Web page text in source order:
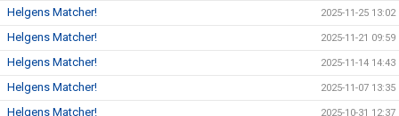
Helgens Matcher! 2025-11-25 13:02
Helgens Matcher! 2025-11-21 09:59
Helgens Matcher! 2025-11-14 14:43
Helgens Matcher! 2025-11-07 13:35
Helgens Matcher! 2025-10-31 12:37